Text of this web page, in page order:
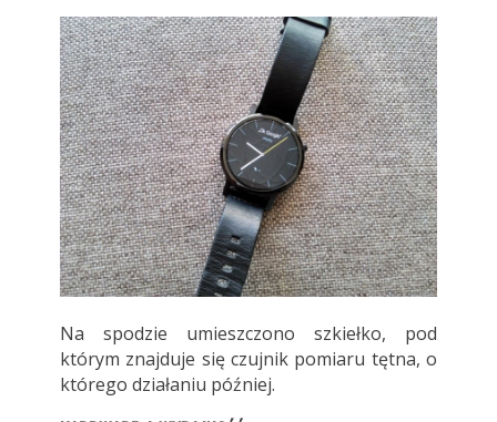
Na spodzie umieszczono szkiełko, pod
którym znajduje się czujnik pomiaru tętna, o
którego działaniu później.